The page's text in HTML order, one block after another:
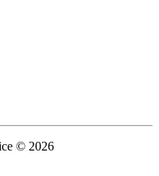
© 2026